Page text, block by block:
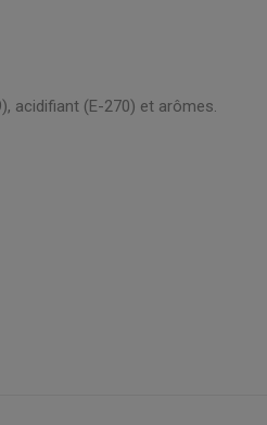
acidifiant (E-270) et arômes.